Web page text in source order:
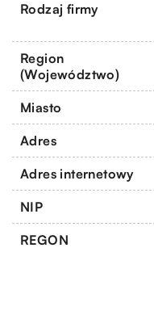
Rodzaj firmy
Region
(Województwo)
Miasto
Adres
Adres internetowy
NIP
REGON